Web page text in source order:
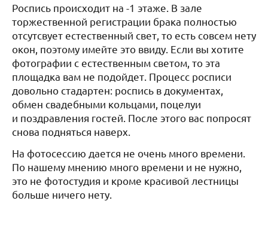
Роспись происходит на -1 этаже. В зале
торжественной регистрации брака полностью
отсутсвует естественный свет, то есть совсем нету
окон, поэтому имейте это ввиду. Если вы хотите
фотографии с естественным светом, то эта
площадка вам не подойдет. Процесс росписи
довольно стадартен: роспись в документах,
обмен свадебными кольцами, поцелуи
и поздравления гостей. После этого вас попросят
снова подняться наверх.
На фотосессию дается не очень много времени.
По нашему мнению много времени и не нужно,
это не фотостудия и кроме красивой лестницы
больше ничего нету.